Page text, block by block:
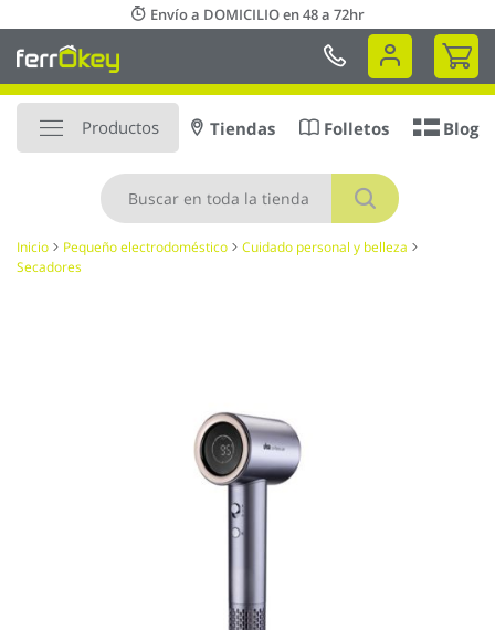
al
contenido
Envío a DOMICILIO en 48 a 72hr
Mi
Productos
Buscar
Tiendas Folletos Blog
Inicio Pequeño electrodoméstico
Cuidado personal y belleza
Secadores